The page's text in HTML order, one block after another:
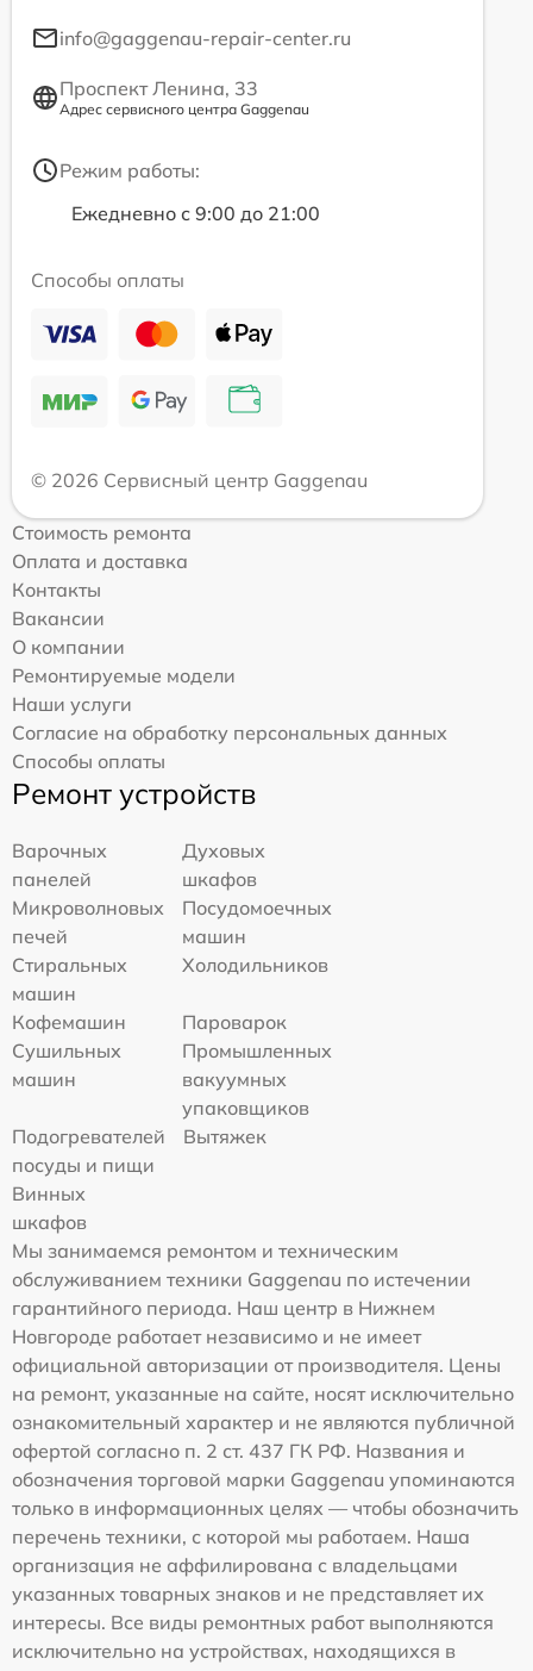
info@gaggenau-repair-center.ru
Проспект Ленина, 33
Адрес сервисного центра Gaggenau
Режим работы:
Ежедневно с 9:00 до 21:00
Способы оплаты
© 2026 Сервисный центр Gaggenau
Стоимость ремонта
Оплата и доставка
Контакты
Вакансии
О компании
Ремонтируемые модели
Наши услуги
Согласие на обработку персональных данных
Способы оплаты
Ремонт устройств
Варочных
панелей
Духовых
шкафов
Микроволновых
печей
Посудомоечных
машин
Стиральных
машин
Холодильников
Кофемашин
Пароварок
Сушильных
машин
Промышленных
вакуумных
упаковщиков
Подогревателей
посуды и пищи
Вытяжек
Винных
шкафов
Мы занимаемся ремонтом и техническим
обслуживанием техники Gaggenau по истечении
гарантийного периода. Наш центр в Нижнем
Новгороде работает независимо и не имеет
официальной авторизации от производителя. Цены
на ремонт, указанные на сайте, носят исключительно
ознакомительный характер и не являются публичной
офертой согласно п. 2 ст. 437 ГК РФ. Названия и
обозначения торговой марки Gaggenau упоминаются
только в информационных целях — чтобы обозначить
перечень техники, с которой мы работаем. Наша
организация не аффилирована с владельцами
указанных товарных знаков и не представляет их
интересы. Все виды ремонтных работ выполняются
исключительно на устройствах, находящихся в